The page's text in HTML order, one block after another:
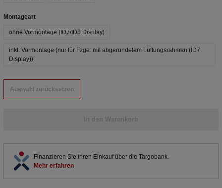
Montageart
ohne Vormontage (ID7/ID8 Display)
inkl. Vormontage (nur für Fzge. mit abgerundetem Lüftungsrahmen (ID7
Display))
Auswahl zurücksetzen
In den Warenkorb
Finanzieren Sie ihren Einkauf über die Targobank.
Mehr erfahren